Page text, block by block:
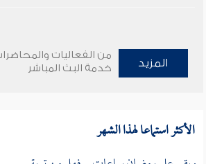
المزيد
من الفعاليات
خدمة البث المباشر
الأكثر استماعا لهذا الشهر